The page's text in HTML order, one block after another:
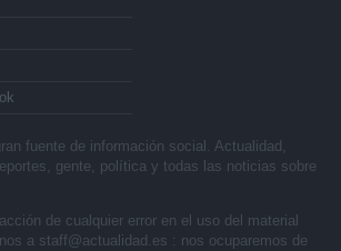
fuente de información social. Actualidad,
gente, política y todas las noticias sobre
de cualquier error en el uso del material
a staff@actualidad.es : nos ocuparemos de